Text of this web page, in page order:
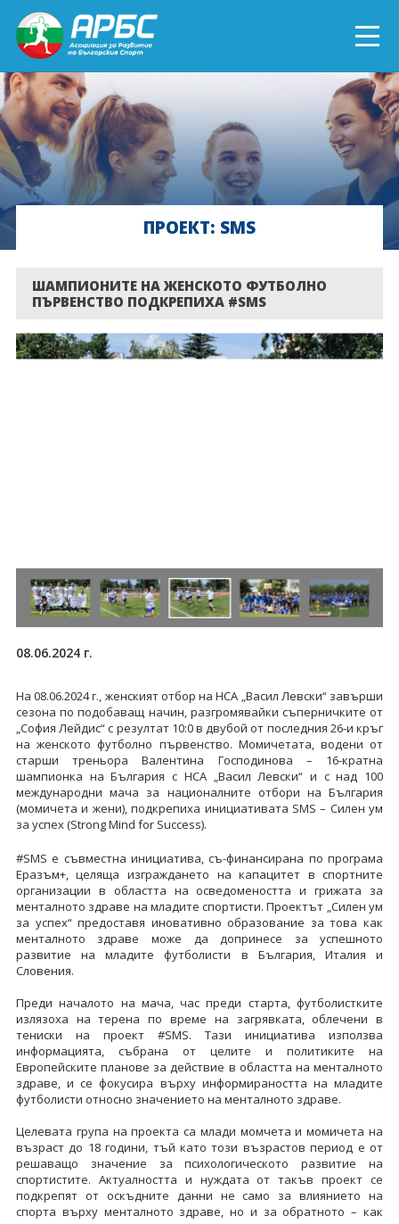
ENGLISH
СПОРТ БЛИЗО ДО ТЕБ
ТЕКУЩИ ПРОЕКТИ
ОНЛАЙН ОБУЧЕНИЯПРОЕКТ: SMS
ШАМПИОНИТЕ НА ЖЕНСКОТО ФУТБОЛНО
ПЪРВЕНСТВО ПОДКРЕПИХА #SMS
08.06.2024 г.
На 08.06.2024 г., женският отбор на НСА „Васил Левски“ завърши
сезона по подобаващ начин, разгромявайки съперничките от
„София Лейдис“ с резултат 10:0 в двубой от последния 26-и кръг
на женското футболно първенство. Момичетата, водени от
старши треньора Валентина Господинова – 16-кратна
шампионка на България с НСА „Васил Левски“ и с над 100
международни мача за националните отбори на България
(момичета и жени), подкрепиха инициативата SMS – Силен ум
за успех (Strong Mind for Success).
#SMS е съвместна инициатива, съ-финансирана по програма
Еразъм+, целяща изграждането на капацитет в спортните
организации в областта на осведомеността и грижата за
менталното здраве на младите спортисти. Проектът „Силен ум
за успех“ предоставя иновативно образование за това как
менталното здраве може да допринесе за успешното
развитие на младите футболисти в България, Италия и
Словения.
Преди началото на мача, час преди старта, футболистките
излязоха на терена по време на загрявката, облечени в
тениски на проект #SMS. Тази инициатива използва
информацията, събрана от целите и политиките на
Европейските планове за действие в областта на менталното
здраве, и се фокусира върху информираността на младите
футболисти относно значението на менталното здраве.
Целевата група на проекта са млади момчета и момичета на
възраст до 18 години, тъй като този възрастов период е от
решаващо значение за психологическото развитие на
спортистите. Актуалността и нуждата от такъв проект се
подкрепят от оскъдните данни не само за влиянието на
спорта върху менталното здраве, но и за обратното – как